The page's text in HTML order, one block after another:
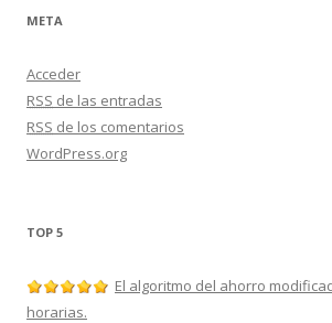
META
Acceder
RSS de las entradas
RSS de los comentarios
WordPress.org
TOP 5
El algoritmo del ahorro
horarias.